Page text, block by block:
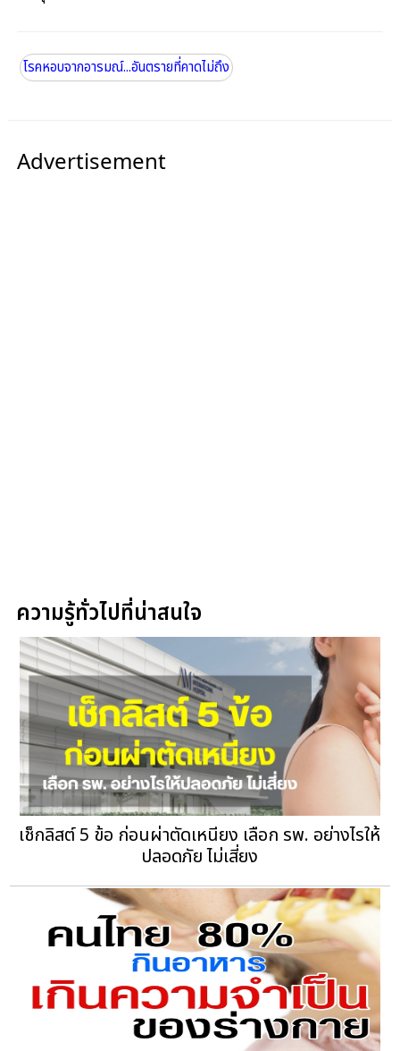
โรคหอบจากอารมณ์...อันตรายที่คาดไม่ถึง
Advertisement
ความรู้ทั่วไปที่น่าสนใจ
เช็กลิสต์ 5 ข้อ ก่อนผ่าตัดเหนียง เลือก รพ. อย่างไรให้
ปลอดภัย ไม่เสี่ยง